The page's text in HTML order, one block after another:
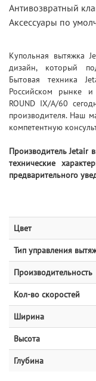
Антивозвратный
Аксессуары по
Купольная вытяжка
дизайн, который
Бытовая техника
Российском рынке
ROUND IX/A/60
производителя. Наш
компетентную
Производитель Jetair
технические
предварительного
Цвет
Тип управления
Производительность
Кол-во скоростей
Ширина
Высота
Глубина